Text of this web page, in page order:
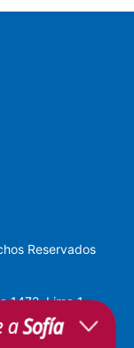
Reservados
1472, Lima 1